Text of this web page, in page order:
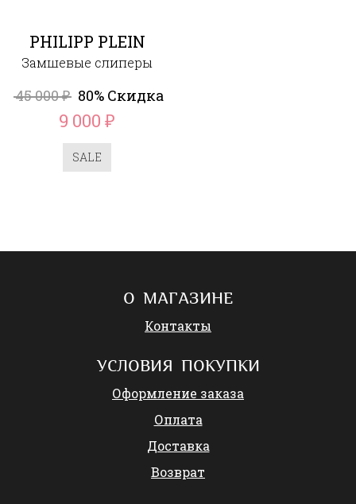
PHILIPP PLEIN
Замшевые слиперы
45 000₽ 80% Скидка
9 000₽
SALE
О МАГАЗИНЕ
Контакты
УСЛОВИЯ ПОКУПКИ
Оформление заказа
Оплата
Доставка
Возврат